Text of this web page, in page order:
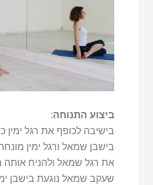
ביצוע התנוחה:
בישיבה לכופף את רגל ימין
בישבן שמאל ורגל ימין
את רגל שמאל ולהניח אותה
שעקב שמאל נוגעת בישבן